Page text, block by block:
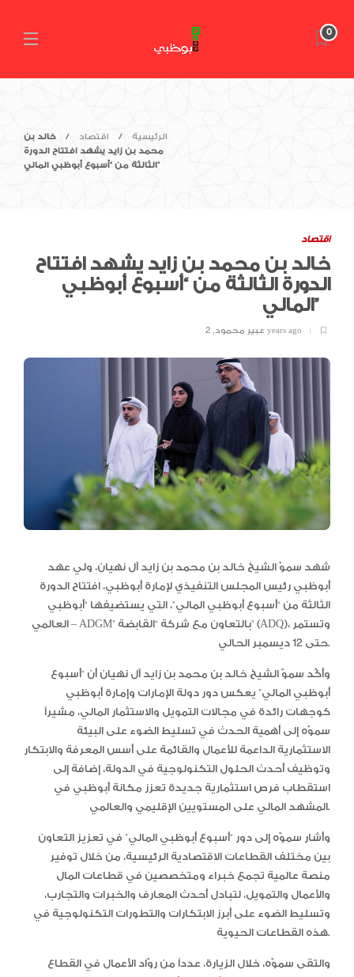
0
الرئيسية اقتصاد
خالد بن
محمد بن زايد يشهد افتتاح الدورة
الثالثة من “أسبوع أبوظبي المالي”
اقتصاد
خالد بن محمد بن زايد يشهد افتتاح
الدورة الثالثة من “أسبوع أبوظبي
المالي”
عبير محمود, 2 years ago
شهد سموّ الشيخ خالد بن محمد بن زايد آل نهيان، ولي عهد
أبوظبي رئيس المجلس التنفيذي لإمارة أبوظبي، افتتاح الدورة
الثالثة من “أسبوع أبوظبي المالي”، التي يستضيفها “أبوظبي
العالمي – ADGM” بالتعاون مع شركة “القابضة” (ADQ)، وتستمر
حتى 12 ديسمبر الحالي.
وأكَّد سموّ الشيخ خالد بن محمد بن زايد آل نهيان أن “أسبوع
أبوظبي المالي” يعكس دور دولة الإمارات وإمارة أبوظبي
كوجهات رائدة في مجالات التمويل والاستثمار المالي، مشيراً
سموّه إلى أهمية الحدث في تسليط الضوء على البيئة
الاستثمارية الداعمة للأعمال والقائمة على أسس المعرفة والابتكار
وتوظيف أحدث الحلول التكنولوجية في الدولة، إضافة إلى
استقطاب فرص استثمارية جديدة تعزز مكانة أبوظبي في
المشهد المالي على المستويين الإقليمي والعالمي.
وأشار سموّه إلى دور “أسبوع أبوظبي المالي” في تعزيز التعاون
بين مختلف القطاعات الاقتصادية الرئيسية، من خلال توفير
منصة عالمية تجمع خبراء ومتخصصين في قطاعات المال
والأعمال والتمويل، لتبادل أحدث المعارف والخبرات والتجارب،
وتسليط الضوء على أبرز الابتكارات والتطورات التكنولوجية في
هذه القطاعات الحيوية.
والتقى سموّه، خلال الزيارة، عدداً من روّاد الأعمال في القطاع